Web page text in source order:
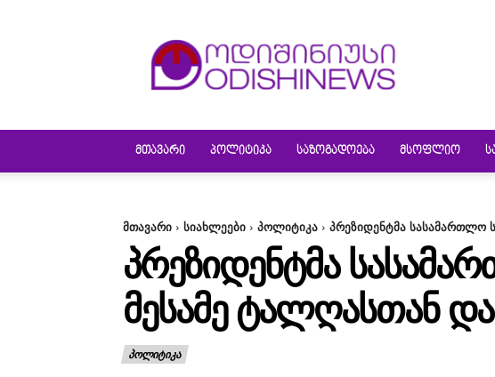
ᲛᲗᲐᲕᲐᲠᲘ ᲞᲝᲚᲘᲢᲘᲙᲐ ᲡᲐᲖᲝᲒᲐᲓᲝᲔᲑᲐ ᲛᲡᲝᲤᲚᲘᲝ
მთავარი სიახლეები პოლიტიკა პრეზიდენტმა სასამართლო
ᲞᲠᲔᲖᲘᲓᲔᲜᲢᲛᲐ
ᲛᲔᲡᲐᲛᲔ ᲢᲐᲚᲦᲐᲡᲗᲐᲜ
ᲞᲝᲚᲘᲢᲘᲙᲐ